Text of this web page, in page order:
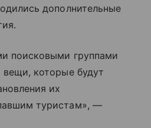
дополнительные
поисковыми группами
которые будут
их
туристам», —